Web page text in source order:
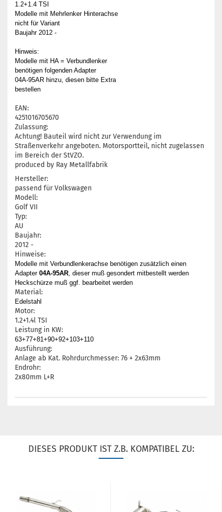
1.2+1.4 TSI
Modelle mit Mehrlenker Hinterachse
nicht für Variant
Baujahr 2012 -
Hinweis:
Modelle mit HA = Verbundlenker
benötigen folgenden Adapter
04A-95AR hinzu, diesen bitte Extra
bestellen
EAN:
4251016705670
Zulassung:
Achtung! Bauteil wird nicht zur Verwendung im
Straßenverkehr angeboten. Motorsportteil, nicht zugelassen
im Bereich der StVZO.
produced by Ray Metallfabrik
Hersteller:
passend für Volkswagen
Modell:
Golf VII
Typ:
AU
Baujahr:
2012 -
Hinweise:
Modelle mit Verbundlenkerachse benötigen zusätzlich einen
Adapter04A-95AR, dieser muß gesondert mitbestellt werden
Heckschürze muß ggf. bearbeitet werden
Material:
Edelstahl
Motor:
1.2+1.4l TSI
Leistung in KW:
63+77+81+90+92+103+110
Ausführung:
Anlage ab Kat. Rohrdurchmesser: 76 + 2x63mm
Endrohr:
2x80mm L+R
DIESES PRODUKT IST Z.B. KOMPATIBEL ZU: